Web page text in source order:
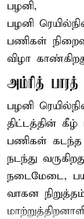
பழனி,
பழனி
பணிகள்
விழா
அம்ரித்
பழனி
திட்டத்தின் கீழ்
பணிகள்
நடந்து
நடைமேடை,
வாகன